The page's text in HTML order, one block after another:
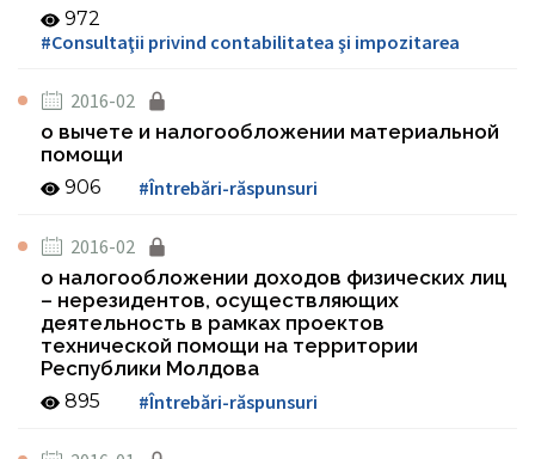
972
#Consultaţii privind contabilitatea şi impozitarea
2016-02
о вычете и налогообложении материальной
помощи
906 #Întrebări-răspunsuri
2016-02
о налогообложении доходов физических лиц
– нерезидентов, осуществляющих
деятельность в рамках проектов
технической помощи на территории
Республики Молдова
895 #Întrebări-răspunsuri